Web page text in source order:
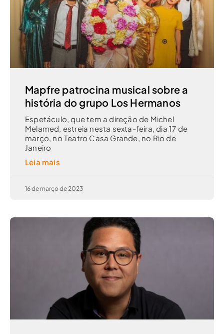
Mapfre patrocina musical sobre a
história do grupo Los Hermanos
Espetáculo, que tem a direção de Michel
Melamed, estreia nesta sexta-feira, dia 17 de
março, no Teatro Casa Grande, no Rio de
Janeiro
Leia mais
16 de março de 2023